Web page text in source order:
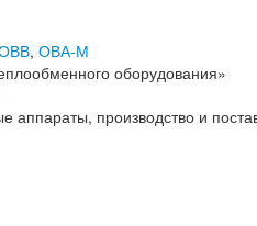
, ОВА-М
оборудования»
аппараты, производство и